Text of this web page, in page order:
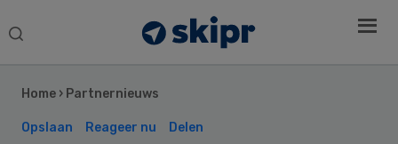
Search
Home › Partnernieuws
Opslaan Reageer nu Delen
Sidebar